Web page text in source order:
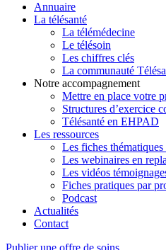
Annuaire
La télésanté
La télémédecine
Le télésoin
Les chiffres clés
La communauté
Notre accompagnement
Mettre en place votre
Structures d’exercice
Télésanté en EHPAD
Les ressources
Les fiches thématiques
Les webinaires en
Les vidéos
Fiches pratiques par
Podcast
Actualités
Contact
Publier une offre de soins